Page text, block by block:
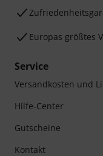
Europas größtes
Service
Versandkosten und
Hilfe-Center
Gutscheine
Kontakt